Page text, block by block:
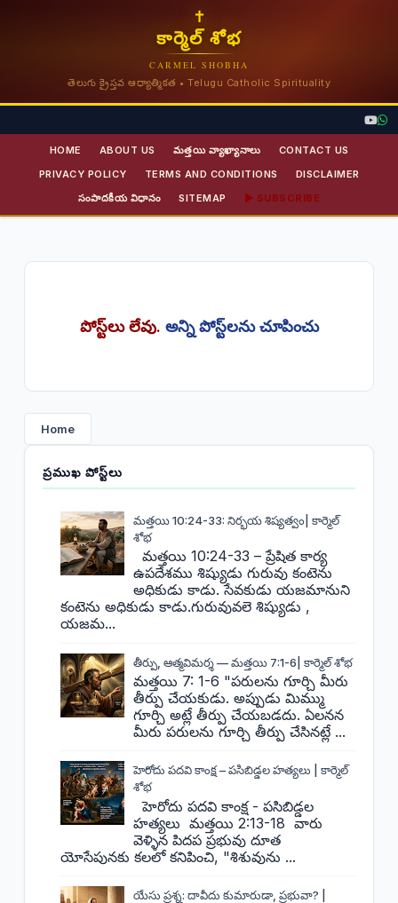
✝
కార్మెల్ శోభ
CARMEL SHOBHA
తెలుగు క్రైస్తవ ఆధ్యాత్మికత • Telugu Catholic Spirituality
HOME ABOUT US మత్తయి వ్యాఖ్యానాలు
CONTACT US
PRIVACY POLICY
TERMS AND CONDITIONS
DISCLAIMER
సంపాదకీయ విధానం
SITEMAP ▶ SUBSCRIBE
పోస్ట్‌లు లేవు. అన్ని పోస్ట్‌లను చూపించు
Home
ప్రముఖ పోస్ట్‌లు
మత్తయి 10:24-33: నిర్భయ శిష్యత్వం| కార్మెల్
శోభ
మత్తయి 10:24-33 – ప్రేషిత కార్య
ఉపదేశము శిష్యుడు గురువు కంటెను
అధికుడు కాడు. సేవకుడు యజమానుని
కంటెను అధికుడు కాడు.గురువువలె శిష్యుడు ,
యజమ...
తీర్పు, ఆత్మవిమర్శ — మత్తయి 7:1-6| కార్మెల్ శోభ
మత్తయి 7: 1-6 "పరులను గూర్చి మీరు
తీర్పు చేయకుడు. అప్పుడు మిమ్ము
గూర్చి అట్లే తీర్పు చేయబడదు. ఏలనన
మీరు పరులను గూర్చి తీర్పు చేసినట్లే ...
హెరోదు పదవి కాంక్ష – పసిబిడ్డల హత్యలు | కార్మెల్
శోభ
హెరోదు పదవి కాంక్ష - పసిబిడ్డల
హత్యలు మత్తయి 2:13-18 వారు
వెళ్ళిన పిదప ప్రభువు దూత
యోసేపునకు కలలో కనిపించి, "శిశువును ...
యేసు ప్రశ్న: దావీదు కుమారుడా, ప్రభువా? |